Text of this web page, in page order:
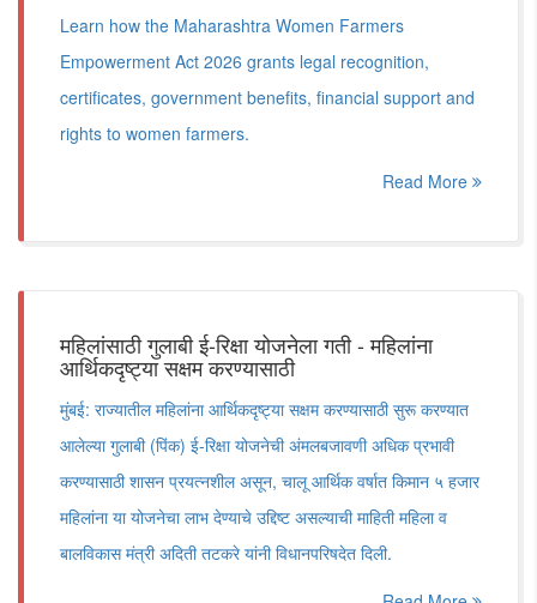
Learn how the Maharashtra Women Farmers
Empowerment Act 2026 grants legal recognition,
certificates, government benefits, financial support and
rights to women farmers.
Read More
महिलांसाठी गुलाबी ई-रिक्षा योजनेला गती - महिलांना
आर्थिकदृष्ट्या सक्षम करण्यासाठी
मुंबई: राज्यातील महिलांना आर्थिकदृष्ट्या सक्षम करण्यासाठी सुरू करण्यात
आलेल्या गुलाबी (पिंक) ई-रिक्षा योजनेची अंमलबजावणी अधिक प्रभावी
करण्यासाठी शासन प्रयत्नशील असून, चालू आर्थिक वर्षात किमान ५ हजार
महिलांना या योजनेचा लाभ देण्याचे उद्दिष्ट असल्याची माहिती महिला व
बालविकास मंत्री अदिती तटकरे यांनी विधानपरिषदेत दिली.